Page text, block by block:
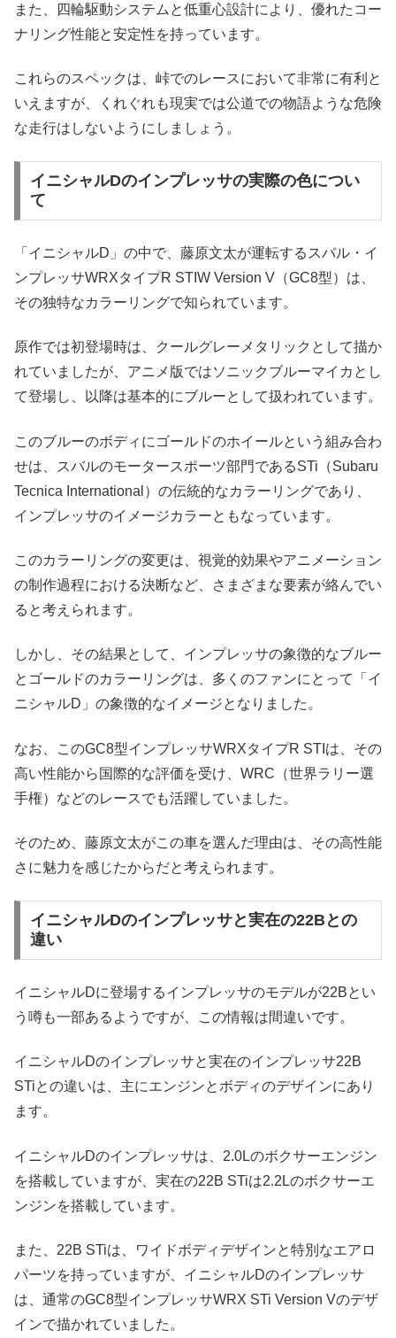
また、四輪駆動システムと低重心設計により、優れたコー
ナリング性能と安定性を持っています。
これらのスペックは、峠でのレースにおいて非常に有利と
いえますが、くれぐれも現実では公道での物語ような危険
な走行はしないようにしましょう。
イニシャルDのインプレッサの実際の色につい
て
「イニシャルD」の中で、藤原文太が運転するスバル・イ
ンプレッサWRXタイプR STIW Version V（GC8型）は、
その独特なカラーリングで知られています。
原作では初登場時は、クールグレーメタリックとして描か
れていましたが、アニメ版ではソニックブルーマイカとし
て登場し、以降は基本的にブルーとして扱われています。
このブルーのボディにゴールドのホイールという組み合わ
せは、スバルのモータースポーツ部門であるSTi（Subaru
Tecnica International）の伝統的なカラーリングであり、
インプレッサのイメージカラーともなっています。
このカラーリングの変更は、視覚的効果やアニメーション
の制作過程における決断など、さまざまな要素が絡んでい
ると考えられます。
しかし、その結果として、インプレッサの象徴的なブルー
とゴールドのカラーリングは、多くのファンにとって「イ
ニシャルD」の象徴的なイメージとなりました。
なお、このGC8型インプレッサWRXタイプR STIは、その
高い性能から国際的な評価を受け、WRC（世界ラリー選
手権）などのレースでも活躍していました。
そのため、藤原文太がこの車を選んだ理由は、その高性能
さに魅力を感じたからだと考えられます。
イニシャルDのインプレッサと実在の22Bとの
違い
イニシャルDに登場するインプレッサのモデルが22Bとい
う噂も一部あるようですが、この情報は間違いです。
イニシャルDのインプレッサと実在のインプレッサ22B
STiとの違いは、主にエンジンとボディのデザインにあり
ます。
イニシャルDのインプレッサは、2.0Lのボクサーエンジン
を搭載していますが、実在の22B STiは2.2Lのボクサーエ
ンジンを搭載しています。
また、22B STiは、ワイドボディデザインと特別なエアロ
パーツを持っていますが、イニシャルDのインプレッサ
は、通常のGC8型インプレッサWRX STi Version Vのデザ
インで描かれていました。